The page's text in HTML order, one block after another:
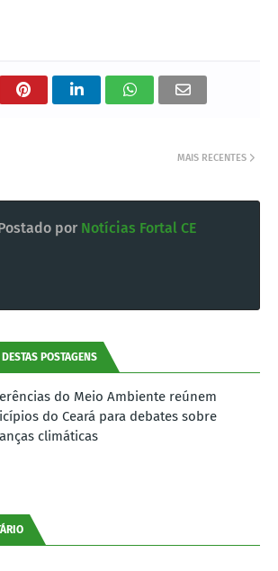
MAIS RECENTES
por Notícias Fortal CE
POSTAGENS
do Meio Ambiente reúnem
do Ceará para debates sobre
climáticas